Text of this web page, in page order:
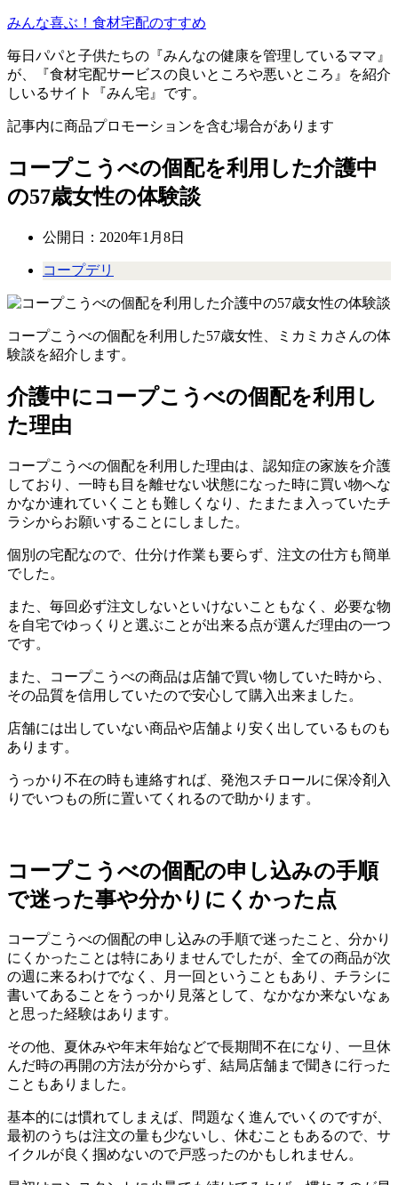
みんな喜ぶ！食材宅配のすすめ
毎日パパと子供たちの『みんなの健康を管理しているママ』
が、『食材宅配サービスの良いところや悪いところ』を紹介
しいるサイト『みん宅』です。
記事内に商品プロモーションを含む場合があります
コープこうべの個配を利用した介護中
の57歳女性の体験談
公開日： 2020年1月8日
コープデリ
コープこうべの個配を利用した57歳女性、ミカミカさんの体
験談を紹介します。
介護中にコープこうべの個配を利用し
た理由
コープこうべの個配を利用した理由は、認知症の家族を介護
しており、一時も目を離せない状態になった時に買い物へな
かなか連れていくことも難しくなり、たまたま入っていたチ
ラシからお願いすることにしました。
個別の宅配なので、仕分け作業も要らず、注文の仕方も簡単
でした。
また、毎回必ず注文しないといけないこともなく、必要な物
を自宅でゆっくりと選ぶことが出来る点が選んだ理由の一つ
です。
また、コープこうべの商品は店舗で買い物していた時から、
その品質を信用していたので安心して購入出来ました。
店舗には出していない商品や店舗より安く出しているものも
あります。
うっかり不在の時も連絡すれば、発泡スチロールに保冷剤入
りでいつもの所に置いてくれるので助かります。
コープこうべの個配の申し込みの手順
で迷った事や分かりにくかった点
コープこうべの個配の申し込みの手順で迷ったこと、分かり
にくかったことは特にありませんでしたが、全ての商品が次
の週に来るわけでなく、月一回ということもあり、チラシに
書いてあることをうっかり見落として、なかなか来ないなぁ
と思った経験はあります。
その他、夏休みや年末年始などで長期間不在になり、一旦休
んだ時の再開の方法が分からず、結局店舗まで聞きに行った
こともありました。
基本的には慣れてしまえば、問題なく進んでいくのですが、
最初のうちは注文の量も少ないし、休むこともあるので、サ
イクルが良く掴めないので戸惑ったのかもしれません。